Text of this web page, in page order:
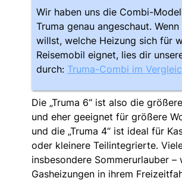
Wir haben uns die Combi-
Truma genau angeschaut.
willst, welche Heizung sich für
Reisemobil eignet, lies dir
durch: Truma-Combi im
Die „Truma 6“ ist also die
und eher geeignet für größere
und die „Truma 4“ ist ideal für
oder kleinere Teilintegrierte.
insbesondere Sommerurlauber –
Gasheizungen in ihrem